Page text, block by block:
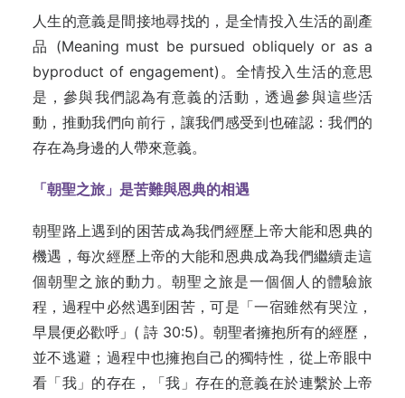
人生的意義是間接地尋找的，是全情投入生活的副產
品 (Meaning must be pursued obliquely or as a
byproduct of engagement)。全情投入生活的意思
是，參與我們認為有意義的活動，透過參與這些活
動，推動我們向前行，讓我們感受到也確認：我們的
存在為身邊的人帶來意義。
「朝聖之旅」是苦難與恩典的相遇
朝聖路上遇到的困苦成為我們經歷上帝大能和恩典的
機遇，每次經歷上帝的大能和恩典成為我們繼續走這
個朝聖之旅的動力。朝聖之旅是一個個人的體驗旅
程，過程中必然遇到困苦，可是「一宿雖然有哭泣，
早晨便必歡呼」( 詩 30:5)。朝聖者擁抱所有的經歷，
並不逃避；過程中也擁抱自己的獨特性，從上帝眼中
看「我」的存在，「我」存在的意義在於連繫於上帝